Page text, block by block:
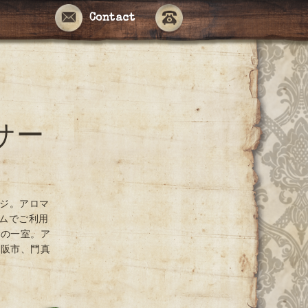
Contact
ー
。アロマ
でご利用
一室。ア
市、門真